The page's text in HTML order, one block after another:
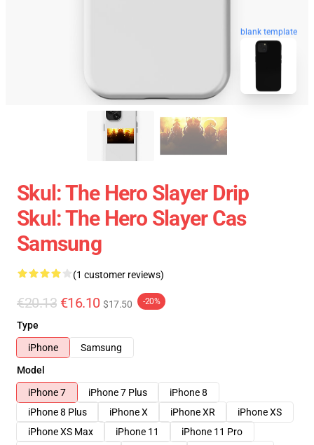
blank template
Skul: The Hero Slayer Drip
Skul: The Hero Slayer Cas
Samsung
(1 customer reviews)
€20.13 €16.10 $17.50 -20%
Type
iPhone
Samsung
Model
iPhone 7
iPhone 7 Plus
iPhone 8
iPhone 8 Plus
iPhone X iPhone XR
iPhone XS
iPhone XS Max
iPhone 11
iPhone 11 Pro